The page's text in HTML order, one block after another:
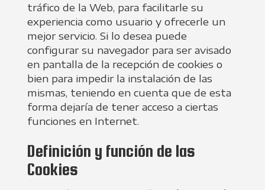
tráfico de la Web, para facilitarle su
experiencia como usuario y ofrecerle un
mejor servicio. Si lo desea puede
configurar su navegador para ser avisado
en pantalla de la recepción de cookies o
bien para impedir la instalación de las
mismas, teniendo en cuenta que de esta
forma dejaría de tener acceso a ciertas
funciones en Internet.
Definición y función de las
Cookies